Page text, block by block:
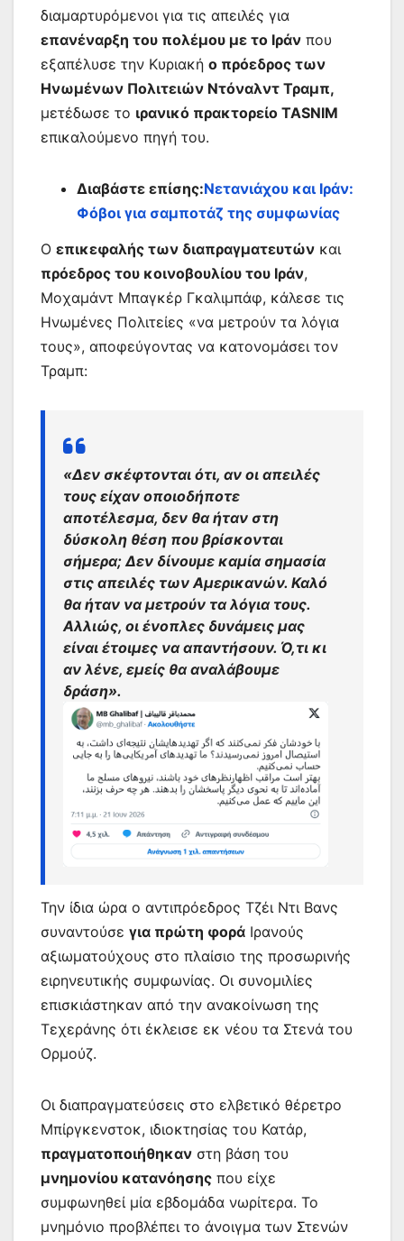
διαμαρτυρόμενοι για τις απειλές για
επανέναρξη του πολέμου με το Ιράν που
εξαπέλυσε την Κυριακή ο πρόεδρος των
Ηνωμένων Πολιτειών Ντόναλντ Τραμπ,
μετέδωσε το ιρανικό πρακτορείο TASNIM
επικαλούμενο πηγή του.
Διαβάστε επίσης:Νετανιάχου και Ιράν:
Φόβοι για σαμποτάζ της συμφωνίας
Ο επικεφαλής των διαπραγματευτών και
πρόεδρος του κοινοβουλίου του Ιράν,
Μοχαμάντ Μπαγκέρ Γκαλιμπάφ, κάλεσε τις
Ηνωμένες Πολιτείες «να μετρούν τα λόγια
τους», αποφεύγοντας να κατονομάσει τον
Τραμπ:
«Δεν σκέφτονται ότι, αν οι απειλές
τους είχαν οποιοδήποτε
αποτέλεσμα, δεν θα ήταν στη
δύσκολη θέση που βρίσκονται
σήμερα; Δεν δίνουμε καμία σημασία
στις απειλές των Αμερικανών. Καλό
θα ήταν να μετρούν τα λόγια τους.
Αλλιώς, οι ένοπλες δυνάμεις μας
είναι έτοιμες να απαντήσουν. Ό,τι κι
αν λένε, εμείς θα αναλάβουμε
δράση».
Την ίδια ώρα ο αντιπρόεδρος Τζέι Ντι Βανς
συναντούσε για πρώτη φορά Ιρανούς
αξιωματούχους στο πλαίσιο της προσωρινής
ειρηνευτικής συμφωνίας. Οι συνομιλίες
επισκιάστηκαν από την ανακοίνωση της
Τεχεράνης ότι έκλεισε εκ νέου τα Στενά του
Ορμούζ.
Οι διαπραγματεύσεις στο ελβετικό θέρετρο
Μπίργκενστοκ, ιδιοκτησίας του Κατάρ,
πραγματοποιήθηκαν στη βάση του
μνημονίου κατανόησης που είχε
συμφωνηθεί μία εβδομάδα νωρίτερα. Το
μνημόνιο προβλέπει το άνοιγμα των Στενών